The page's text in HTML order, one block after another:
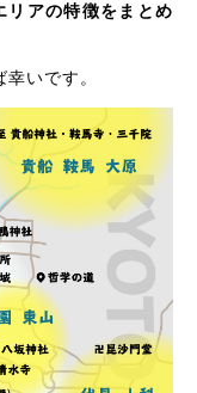
リアの特徴をまとめ
いです。